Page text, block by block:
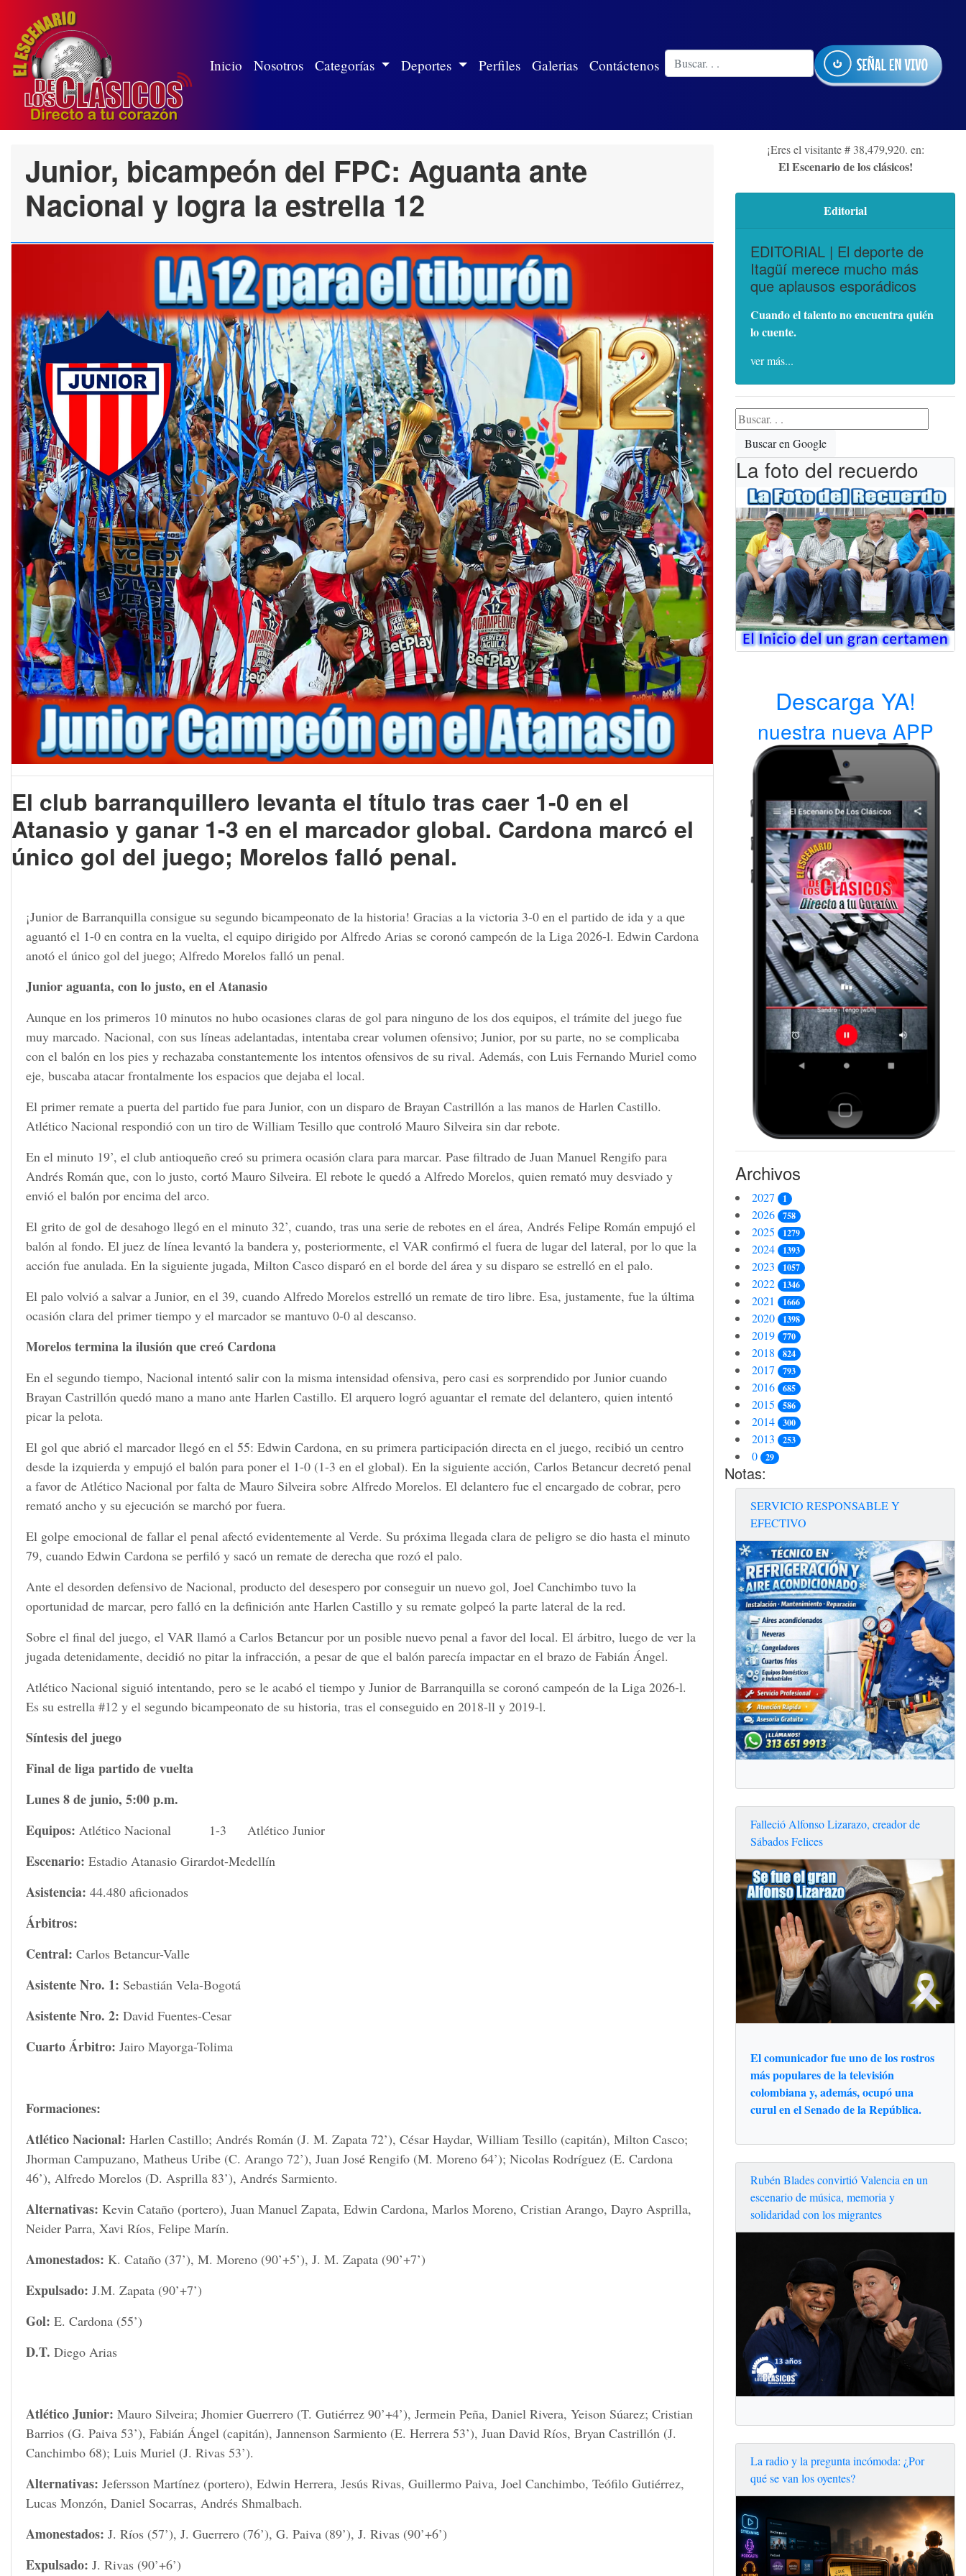
Inicio Nosotros(white)
Categorías Deportes Perfiles Galerias Contáctenos
Junior, bicampeón del FPC: Aguanta ante
Nacional y logra la estrella 12
El club barranquillero levanta el título tras caer 1-0 en el
Atanasio y ganar 1-3 en el marcador global. Cardona marcó el
único gol del juego; Morelos falló penal.
¡Junior de Barranquilla consigue su segundo bicampeonato de la historia! Gracias a la victoria 3-0 en el partido de ida y a que
aguantó el 1-0 en contra en la vuelta, el equipo dirigido por Alfredo Arias se coronó campeón de la Liga 2026-l. Edwin Cardona
anotó el único gol del juego; Alfredo Morelos falló un penal.
Junior aguanta, con lo justo, en el Atanasio
Aunque en los primeros 10 minutos no hubo ocasiones claras de gol para ninguno de los dos equipos, el trámite del juego fue
muy marcado. Nacional, con sus líneas adelantadas, intentaba crear volumen ofensivo; Junior, por su parte, no se complicaba
con el balón en los pies y rechazaba constantemente los intentos ofensivos de su rival. Además, con Luis Fernando Muriel como
eje, buscaba atacar frontalmente los espacios que dejaba el local.
El primer remate a puerta del partido fue para Junior, con un disparo de Brayan Castrillón a las manos de Harlen Castillo.
Atlético Nacional respondió con un tiro de William Tesillo que controló Mauro Silveira sin dar rebote.
En el minuto 19’, el club antioqueño creó su primera ocasión clara para marcar. Pase filtrado de Juan Manuel Rengifo para
Andrés Román que, con lo justo, cortó Mauro Silveira. El rebote le quedó a Alfredo Morelos, quien remató muy desviado y
envió el balón por encima del arco.
El grito de gol de desahogo llegó en el minuto 32’, cuando, tras una serie de rebotes en el área, Andrés Felipe Román empujó el
balón al fondo. El juez de línea levantó la bandera y, posteriormente, el VAR confirmó el fuera de lugar del lateral, por lo que la
acción fue anulada. En la siguiente jugada, Milton Casco disparó en el borde del área y su disparo se estrelló en el palo.
El palo volvió a salvar a Junior, en el 39, cuando Alfredo Morelos estrelló un remate de tiro libre. Esa, justamente, fue la última
ocasión clara del primer tiempo y el marcador se mantuvo 0-0 al descanso.
Morelos termina la ilusión que creó Cardona
En el segundo tiempo, Nacional intentó salir con la misma intensidad ofensiva, pero casi es sorprendido por Junior cuando
Brayan Castrillón quedó mano a mano ante Harlen Castillo. El arquero logró aguantar el remate del delantero, quien intentó
picar la pelota.
El gol que abrió el marcador llegó en el 55: Edwin Cardona, en su primera participación directa en el juego, recibió un centro
desde la izquierda y empujó el balón para poner el 1-0 (1-3 en el global). En la siguiente acción, Carlos Betancur decretó penal
a favor de Atlético Nacional por falta de Mauro Silveira sobre Alfredo Morelos. El delantero fue el encargado de cobrar, pero
remató ancho y su ejecución se marchó por fuera.
El golpe emocional de fallar el penal afectó evidentemente al Verde. Su próxima llegada clara de peligro se dio hasta el minuto
79, cuando Edwin Cardona se perfiló y sacó un remate de derecha que rozó el palo.
Ante el desorden defensivo de Nacional, producto del desespero por conseguir un nuevo gol, Joel Canchimbo tuvo la
oportunidad de marcar, pero falló en la definición ante Harlen Castillo y su remate golpeó la parte lateral de la red.
Sobre el final del juego, el VAR llamó a Carlos Betancur por un posible nuevo penal a favor del local. El árbitro, luego de ver la
jugada detenidamente, decidió no pitar la infracción, a pesar de que el balón parecía impactar en el brazo de Fabián Ángel.
Atlético Nacional siguió intentando, pero se le acabó el tiempo y Junior de Barranquilla se coronó campeón de la Liga 2026-l.
Es su estrella #12 y el segundo bicampeonato de su historia, tras el conseguido en 2018-ll y 2019-l.
Síntesis del juego
Final de liga partido de vuelta
Lunes 8 de junio, 5:00 p.m.
Equipos: Atlético Nacional 1-3 Atlético Junior
Escenario: Estadio Atanasio Girardot-Medellín
Asistencia: 44.480 aficionados
Árbitros:
Central: Carlos Betancur-Valle
Asistente Nro. 1: Sebastián Vela-Bogotá
Asistente Nro. 2: David Fuentes-Cesar
Cuarto Árbitro: Jairo Mayorga-Tolima
Formaciones:
Atlético Nacional: Harlen Castillo; Andrés Román (J. M. Zapata 72’), César Haydar, William Tesillo (capitán), Milton Casco;
Jhorman Campuzano, Matheus Uribe (C. Arango 72’), Juan José Rengifo (M. Moreno 64’); Nicolas Rodríguez (E. Cardona
46’), Alfredo Morelos (D. Asprilla 83’), Andrés Sarmiento.
Alternativas: Kevin Cataño (portero), Juan Manuel Zapata, Edwin Cardona, Marlos Moreno, Cristian Arango, Dayro Asprilla,
Neider Parra, Xavi Ríos, Felipe Marín.
Amonestados: K. Cataño (37’), M. Moreno (90’+5’), J. M. Zapata (90’+7’)
Expulsado: J.M. Zapata (90’+7’)
Gol: E. Cardona (55’)
D.T. Diego Arias
Atlético Junior: Mauro Silveira; Jhomier Guerrero (T. Gutiérrez 90’+4’), Jermein Peña, Daniel Rivera, Yeison Súarez; Cristian
Barrios (G. Paiva 53’), Fabián Ángel (capitán), Jannenson Sarmiento (E. Herrera 53’), Juan David Ríos, Bryan Castrillón (J.
Canchimbo 68); Luis Muriel (J. Rivas 53’).
Alternativas: Jefersson Martínez (portero), Edwin Herrera, Jesús Rivas, Guillermo Paiva, Joel Canchimbo, Teófilo Gutiérrez,
Lucas Monzón, Daniel Socarras, Andrés Shmalbach.
Amonestados: J. Ríos (57’), J. Guerrero (76’), G. Paiva (89’), J. Rivas (90’+6’)
Expulsado: J. Rivas (90’+6’)
¡Eres el visitante # 38,479,920. en:
El Escenario de los clásicos!
Editorial
EDITORIAL | El deporte de
Itagüí merece mucho más
que aplausos esporádicos
Cuando el talento no encuentra quién
lo cuente.
ver más...
Buscar en Google
La foto del recuerdo
Descarga YA!
nuestra nueva APP
Archivos
2027 1
2026 758
2025 1279
2024 1393
2023 1057
2022 1346
2021 1666
2020 1398
2019 770
2018 824
2017 793
2016 685
2015 586
2014 300
2013 253
0 29
Notas:
SERVICIO RESPONSABLE Y
EFECTIVO
Falleció Alfonso Lizarazo, creador de
Sábados Felices
El comunicador fue uno de los rostros
más populares de la televisión
colombiana y, además, ocupó una
curul en el Senado de la República.
Rubén Blades convirtió Valencia en un
escenario de música, memoria y
solidaridad con los migrantes
La radio y la pregunta incómoda: ¿Por
qué se van los oyentes?